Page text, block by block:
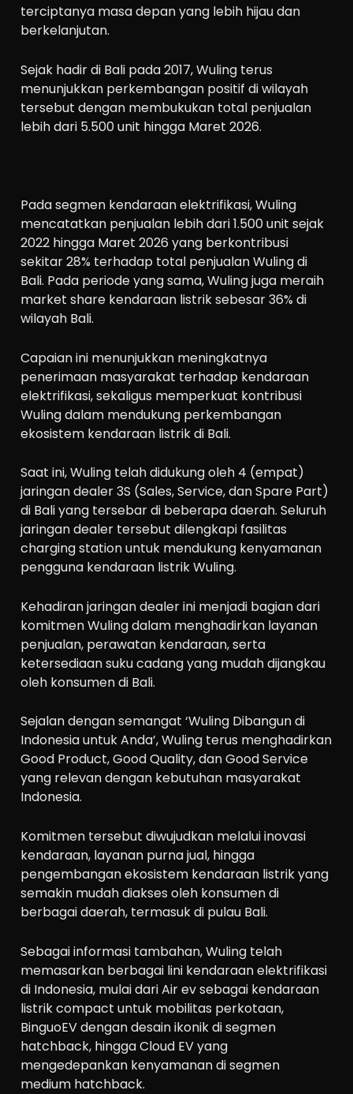
terciptanya masa depan yang lebih hijau dan
berkelanjutan.
Sejak hadir di Bali pada 2017, Wuling terus
menunjukkan perkembangan positif di wilayah
tersebut dengan membukukan total penjualan
lebih dari 5.500 unit hingga Maret 2026.
Pada segmen kendaraan elektrifikasi, Wuling
mencatatkan penjualan lebih dari 1.500 unit sejak
2022 hingga Maret 2026 yang berkontribusi
sekitar 28% terhadap total penjualan Wuling di
Bali. Pada periode yang sama, Wuling juga meraih
market share kendaraan listrik sebesar 36% di
wilayah Bali.
Capaian ini menunjukkan meningkatnya
penerimaan masyarakat terhadap kendaraan
elektrifikasi, sekaligus memperkuat kontribusi
Wuling dalam mendukung perkembangan
ekosistem kendaraan listrik di Bali.
Saat ini, Wuling telah didukung oleh 4 (empat)
jaringan dealer 3S (Sales, Service, dan Spare Part)
di Bali yang tersebar di beberapa daerah. Seluruh
jaringan dealer tersebut dilengkapi fasilitas
charging station untuk mendukung kenyamanan
pengguna kendaraan listrik Wuling.
Kehadiran jaringan dealer ini menjadi bagian dari
komitmen Wuling dalam menghadirkan layanan
penjualan, perawatan kendaraan, serta
ketersediaan suku cadang yang mudah dijangkau
oleh konsumen di Bali.
Sejalan dengan semangat ‘Wuling Dibangun di
Indonesia untuk Anda’, Wuling terus menghadirkan
Good Product, Good Quality, dan Good Service
yang relevan dengan kebutuhan masyarakat
Indonesia.
Komitmen tersebut diwujudkan melalui inovasi
kendaraan, layanan purna jual, hingga
pengembangan ekosistem kendaraan listrik yang
semakin mudah diakses oleh konsumen di
berbagai daerah, termasuk di pulau Bali.
Sebagai informasi tambahan, Wuling telah
memasarkan berbagai lini kendaraan elektrifikasi
di Indonesia, mulai dari Air ev sebagai kendaraan
listrik compact untuk mobilitas perkotaan,
BinguoEV dengan desain ikonik di segmen
hatchback, hingga Cloud EV yang
mengedepankan kenyamanan di segmen
medium hatchback.